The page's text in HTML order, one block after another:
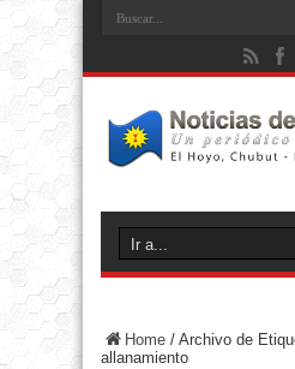
Home / Archivo de
allanamiento